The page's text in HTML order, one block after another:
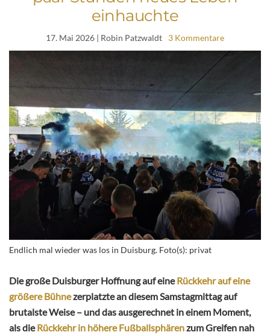
einhauchte
17. Mai 2026 | Robin Patzwaldt 3 Kommentare
Endlich mal wieder was los in Duisburg. Foto(s): privat
Die große Duisburger Hoffnung auf eineRückkehr auf eine
größere Bühnezerplatzte an diesem Samstagmittag auf
brutalste Weise – und das ausgerechnet in einem Moment,
als dieRückkehr in höhere Fußballsphärenzum Greifen nah